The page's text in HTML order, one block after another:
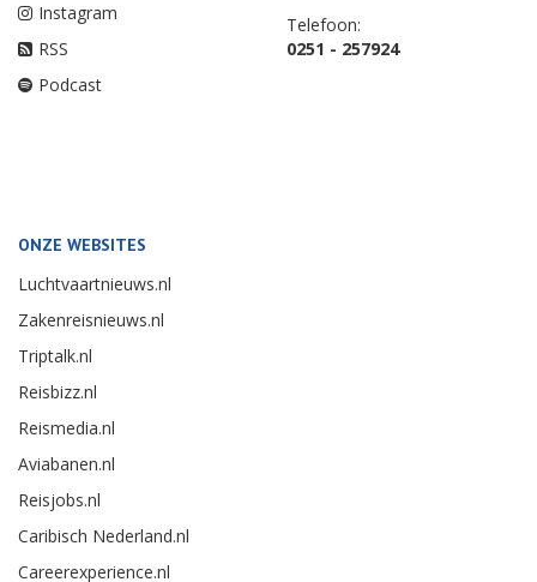
Instagram
RSS
Podcast
Telefoon:
0251 - 257924
ONZE WEBSITES
Luchtvaartnieuws.nl
Zakenreisnieuws.nl
Triptalk.nl
Reisbizz.nl
Reismedia.nl
Aviabanen.nl
Reisjobs.nl
Caribisch Nederland.nl
Careerexperience.nl